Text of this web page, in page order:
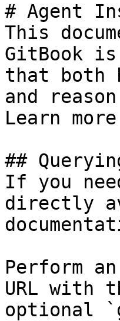
# Agent
This
GitBook
that both
and
Learn
##
If you
directly
Perform
URL with
optional